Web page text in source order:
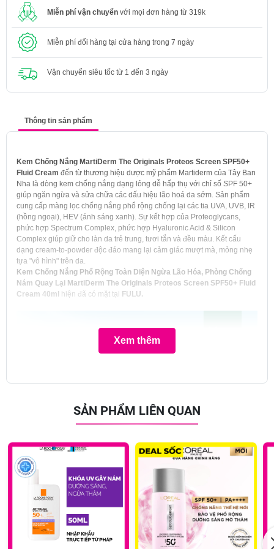
Miễn phí vận chuyển với mọi đơn hàng từ 319k
Miễn phí đổi hàng tại cửa hàng trong 7 ngày
Vận chuyển siêu tốc từ 1 đến 3 ngày
Thông tin sản phẩm
Kem Chống Nắng MartiDerm The Originals Proteos Screen SPF50+
Fluid Cream đến từ thương hiệu dược mỹ phẩm Martiderm của Tây Ban
Nha là dòng kem chống nắng dạng lỏng dễ hấp thụ với chỉ số SPF 50+
giúp ngăn ngừa và sửa chữa các dấu hiệu lão hoá da sớm. Sản phẩm
cung cấp màng lọc chống nắng phổ rộng chống lại các tia UVA, UVB, IR
(hồng ngoại), HEV (ánh sáng xanh). Sự kết hợp của Proteoglycans,
phức hợp Spectrum Complex, phức hợp Hyaluronic Acid & Silicon
Complex giúp giữ cho làn da trẻ trung, tươi tắn và đều màu. Kết cấu
dạng cream-to-powder độc đáo mang lại cảm giác mượt mà, mỏng nhẹ
tựa "vô hình" trên da.
Kem Chống Nắng Phổ Rộng Toàn Diện Ngừa Lão Hóa, Phòng Chống
Nám Quay Lại MartiDerm The Originals Proteos Screen SPF50+ Fluid
Cream 40ml hiện đã có mặt tại FULU.
Xem thêm
SẢN PHẨM LIÊN QUAN